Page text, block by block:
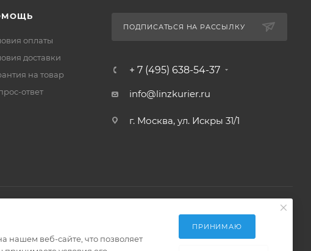
оплаты
доставки
на товар
ответ
ПОДПИСАТЬСЯ НА РАССЫЛКУ
+ 7 (495) 638-54-37
info@linzkurier.ru
г. Москва, ул. Искры 31/1
нашем веб-сайте, что позволяет
ПРИНИМАЮ